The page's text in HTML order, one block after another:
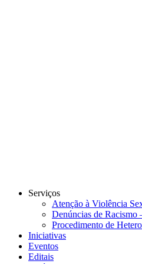
Serviços
Atenção à Violência
Denúncias de Racismo
Procedimento de
Iniciativas
Eventos
Editais